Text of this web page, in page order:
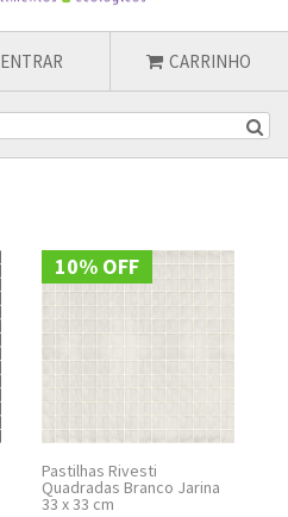
ENTRAR CARRINHO
10% OFF
Pastilhas Rivesti
Quadradas Branco Jarina
33 x 33 cm